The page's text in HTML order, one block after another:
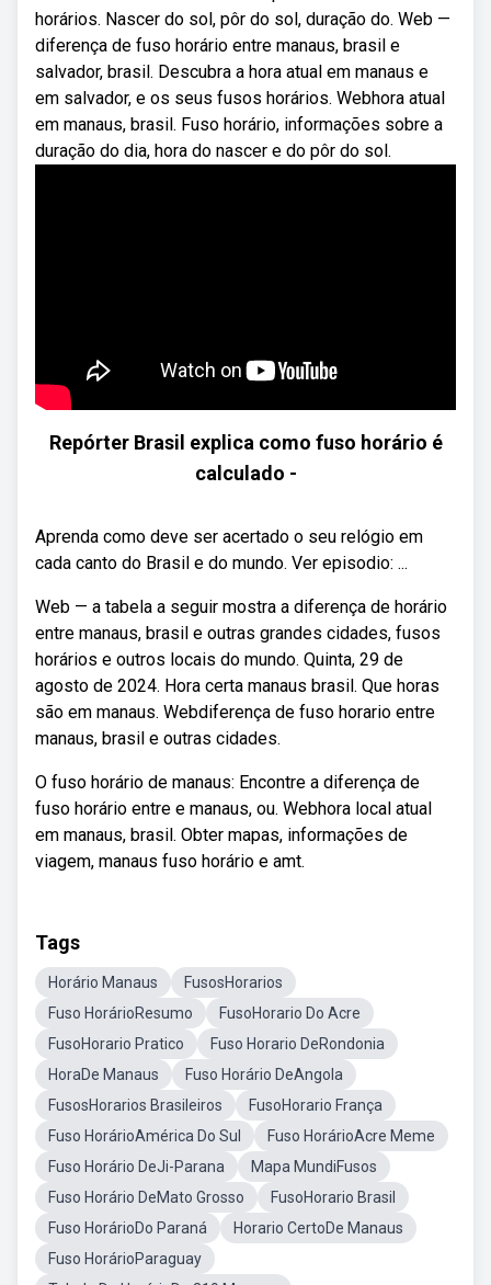
horários. Nascer do sol, pôr do sol, duração do. Web —
diferença de fuso horário entre manaus, brasil e
salvador, brasil. Descubra a hora atual em manaus e
em salvador, e os seus fusos horários. Webhora atual
em manaus, brasil. Fuso horário, informações sobre a
duração do dia, hora do nascer e do pôr do sol.
Repórter Brasil explica como fuso horário é
calculado -
Aprenda como deve ser acertado o seu relógio em
cada canto do Brasil e do mundo. Ver episodio: ...
Web — a tabela a seguir mostra a diferença de horário
entre manaus, brasil e outras grandes cidades, fusos
horários e outros locais do mundo. Quinta, 29 de
agosto de 2024. Hora certa manaus brasil. Que horas
são em manaus. Webdiferença de fuso horario entre
manaus, brasil e outras cidades.
O fuso horário de manaus: Encontre a diferença de
fuso horário entre e manaus, ou. Webhora local atual
em manaus, brasil. Obter mapas, informações de
viagem, manaus fuso horário e amt.
Tags
Horário Manaus
FusosHorarios
Fuso HorárioResumo
FusoHorario Do Acre
FusoHorario Pratico
Fuso Horario DeRondonia
HoraDe Manaus
Fuso Horário DeAngola
FusosHorarios Brasileiros
FusoHorario França
Fuso HorárioAmérica Do Sul
Fuso HorárioAcre Meme
Fuso Horário DeJi-Parana
Mapa MundiFusos
Fuso Horário DeMato Grosso
FusoHorario Brasil
Fuso HorárioDo Paraná
Horario CertoDe Manaus
Fuso HorárioParaguay